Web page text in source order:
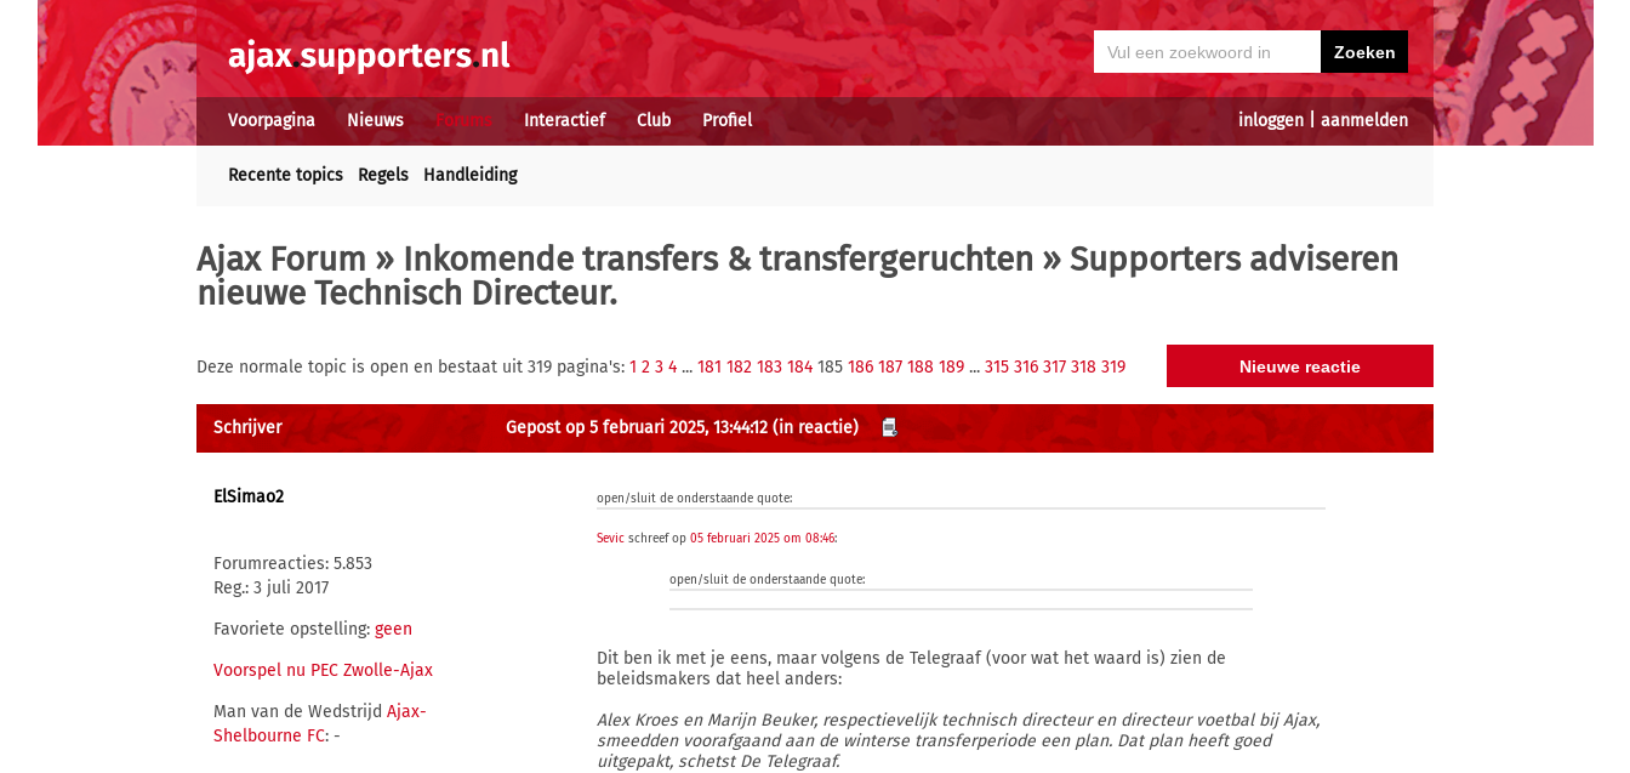
inloggen aanmelden
Voorpagina Nieuws Forums Interactief Club Profiel
Recente topics Regels Handleiding
Ajax Forum » Inkomende transfers & transfergeruchten » Supporters adviseren
nieuwe Technisch Directeur.
Deze normale topic is open en bestaat uit 319 pagina's: 1 2 3 4 ... 181 182 183 184 185 186 187 188 189 ... 315 316 317 318 319
Schrijver Gepost op 5 februari 2025, 13:44:12 (in reactie)
ElSimao2
Forumreacties: 5.853
Reg.: 3 juli 2017
Favoriete opstelling: geen
Voorspel nu PEC Zwolle-Ajax
Man van de Wedstrijd Ajax-
Shelbourne FC: -
open/sluit de onderstaande quote:
Sevic schreef op05 februari 2025 om 08:46:
open/sluit de onderstaande quote:
Dit ben ik met je eens, maar volgens de Telegraaf (voor wat het waard is) zien de
beleidsmakers dat heel anders:
Alex Kroes en Marijn Beuker, respectievelijk technisch directeur en directeur voetbal bij Ajax,
smeedden voorafgaand aan de winterse transferperiode een plan. Dat plan heeft goed
uitgepakt, schetst De Telegraaf.